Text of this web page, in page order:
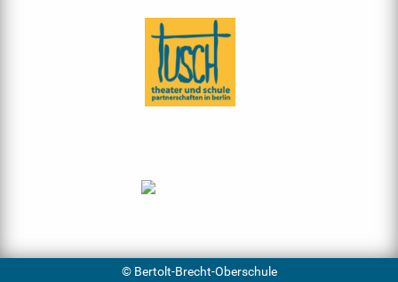
© Bertolt-Brecht-Oberschule